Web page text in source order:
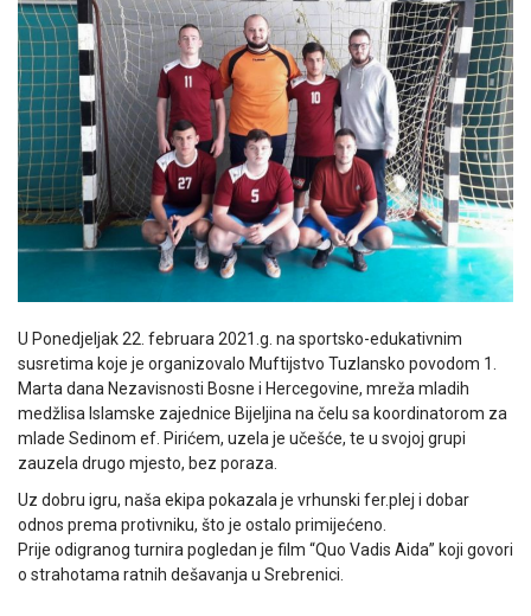
U Ponedjeljak 22. februara 2021.g. na sportsko-edukativnim
susretima koje je organizovalo Muftijstvo Tuzlansko povodom 1.
Marta dana Nezavisnosti Bosne i Hercegovine, mreža mladih
medžlisa Islamske zajednice Bijeljina na čelu sa koordinatorom za
mlade Sedinom ef. Pirićem, uzela je učešće, te u svojoj grupi
zauzela drugo mjesto, bez poraza.
Uz dobru igru, naša ekipa pokazala je vrhunski fer.plej i dobar
odnos prema protivniku, što je ostalo primijećeno.
Prije odigranog turnira pogledan je film “Quo Vadis Aida” koji govori
o strahotama ratnih dešavanja u Srebrenici.